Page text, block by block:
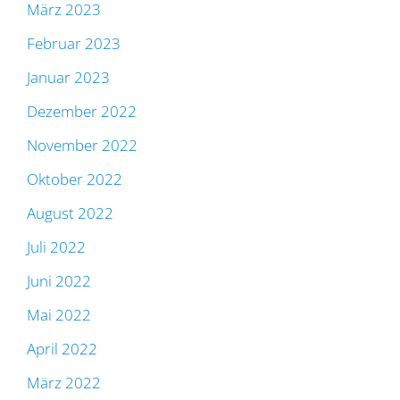
März 2023
Februar 2023
Januar 2023
Dezember 2022
November 2022
Oktober 2022
August 2022
Juli 2022
Juni 2022
Mai 2022
April 2022
März 2022